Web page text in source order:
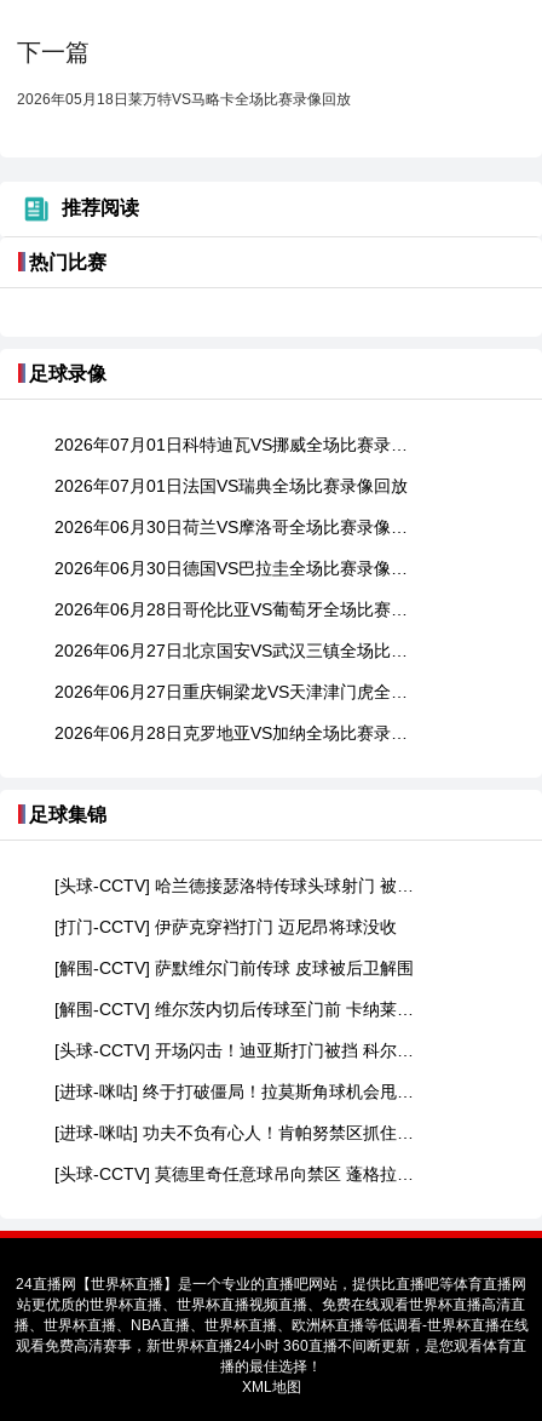
下一篇
2026年05月18日莱万特VS马略卡全场比赛录像回放
推荐阅读
热门比赛
足球录像
2026年07月01日科特迪瓦VS挪威全场比赛录像回放
2026年07月01日法国VS瑞典全场比赛录像回放
2026年06月30日荷兰VS摩洛哥全场比赛录像回放
2026年06月30日德国VS巴拉圭全场比赛录像回放
2026年06月28日哥伦比亚VS葡萄牙全场比赛录像回放
2026年06月27日北京国安VS武汉三镇全场比赛录像回放
2026年06月27日重庆铜梁龙VS天津津门虎全场比赛录像回放
2026年06月28日克罗地亚VS加纳全场比赛录像回放
足球集锦
[头球-CCTV] 哈兰德接瑟洛特传球头球射门 被门将没收
[打门-CCTV] 伊萨克穿裆打门 迈尼昂将球没收
[解围-CCTV] 萨默维尔门前传球 皮球被后卫解围
[解围-CCTV] 维尔茨内切后传球至门前 卡纳莱极限解围
[头球-CCTV] 开场闪击！迪亚斯打门被挡 科尔多瓦头球顶高
[进球-咪咕] 终于打破僵局！拉莫斯角球机会甩头破门
[进球-咪咕] 功夫不负有心人！肯帕努禁区抓住机会死角破门
[头球-CCTV] 莫德里奇任意球吊向禁区 蓬格拉契奇头球射门顶高
24直播网【世界杯直播】是一个专业的直播吧网站，提供比直播吧等体育直播网
站更优质的世界杯直播、世界杯直播视频直播、免费在线观看世界杯直播高清直
播、世界杯直播、NBA直播、世界杯直播、欧洲杯直播等低调看-世界杯直播在线
观看免费高清赛事，新世界杯直播24小时 360直播不间断更新，是您观看体育直
播的最佳选择！
XML地图